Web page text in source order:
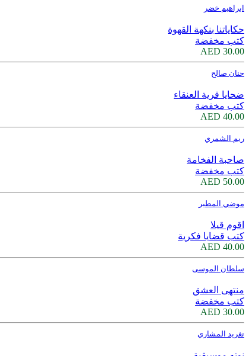
ابراهيم خضر
حكاياتنا بنكهة القهوة
كتب مخفضة
30.00 AED
حنان صالح
ضحايا قرية العنقاء
كتب مخفضة
40.00 AED
ريم الشمري
صاحبة الفخامة
كتب مخفضة
50.00 AED
موضي المطير
اقوم قيلا
كتب قضايا فكرية
40.00 AED
سلطان الموسى
منتهى العشق
كتب مخفضة
30.00 AED
تغريد المشاري